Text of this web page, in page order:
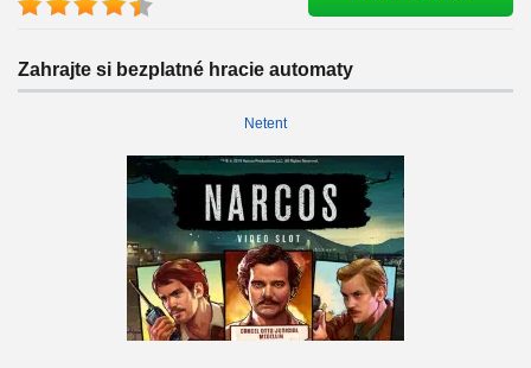
Zahrajte si bezplatné hracie automaty
Netent